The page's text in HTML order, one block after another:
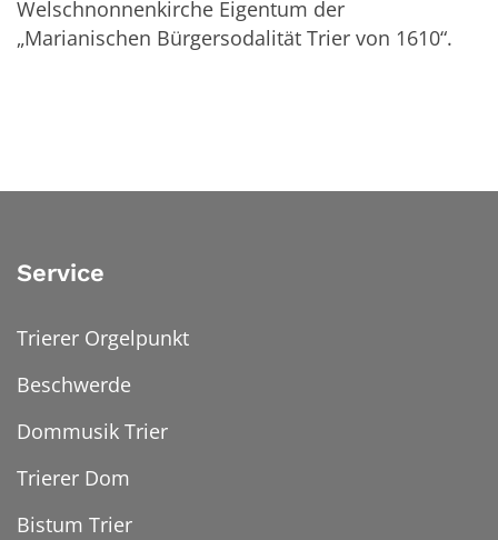
Welschnonnenkirche Eigentum der
„Marianischen Bürgersodalität Trier von 1610“.
Service
Trierer Orgelpunkt
Beschwerde
Dommusik Trier
Trierer Dom
Bistum Trier